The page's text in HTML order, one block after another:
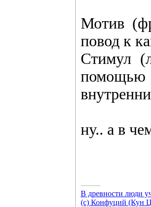
Мотив
повод к
Cтимул
помощью
ну.. а в
--------
В древности люди
(с) Конфуций (Кун